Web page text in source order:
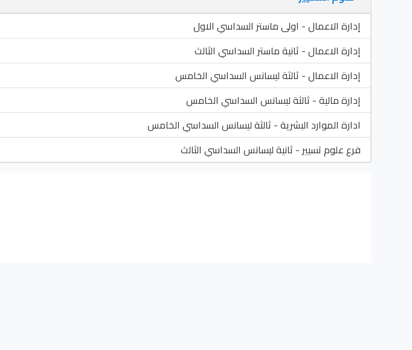
إدارة الاعمال - اولى ماستر السداسي الاول
إدارة الاعمال - ثانية ماستر السداسي الثالث
إدارة الاعمال - ثالثة ليسانس السداسي الخامس
إدارة مالية - ثالثة ليسانس السداسي الخامس
ادارة الموارد البشرية - ثالثة ليسانس السداسي الخامس
فرع علوم تسيير - ثانية ليسانس السداسي الثالث